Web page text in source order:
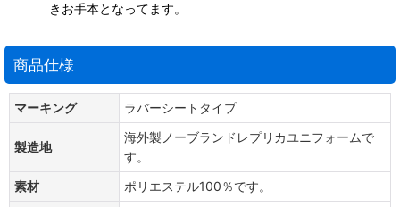
きお手本となってます。
商品仕様
マーキング ラバーシートタイプ
製造地
海外製ノーブランドレプリカユニフォームで
す。
素材
ポリエステル100％です。